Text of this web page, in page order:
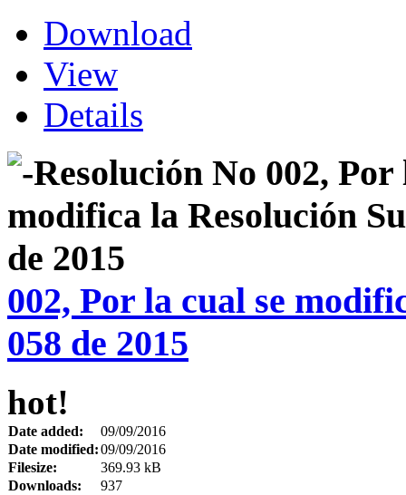
Download
View
Details
002, Por la cual se
058 de 2015
hot!
Date added:
09/09/2016
Date modified:09/09/2016
Filesize:
369.93 kB
Downloads:
937